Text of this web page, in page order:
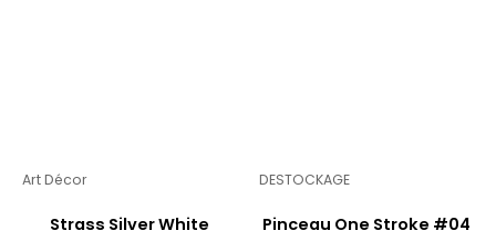
Art Décor
Strass Silver White
DESTOCKAGE
Pinceau One Stroke #04